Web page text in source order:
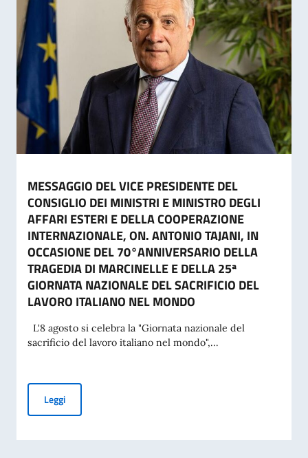
MESSAGGIO DEL VICE PRESIDENTE DEL
CONSIGLIO DEI MINISTRI E MINISTRO DEGLI
AFFARI ESTERI E DELLA COOPERAZIONE
INTERNAZIONALE, ON. ANTONIO TAJANI, IN
OCCASIONE DEL 70°ANNIVERSARIO DELLA
TRAGEDIA DI MARCINELLE E DELLA 25ª
GIORNATA NAZIONALE DEL SACRIFICIO DEL
LAVORO ITALIANO NEL MONDO
L'8 agosto si celebra la "Giornata nazionale del
sacrificio del lavoro italiano nel mondo",...
LeggiMESSAGGIO DEL VICE PRESIDENTE DEL CONSIGLIO DEI